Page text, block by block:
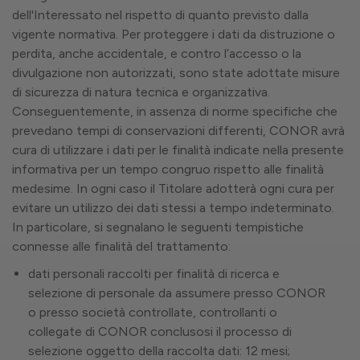
dell'Interessato nel rispetto di quanto previsto dalla
vigente normativa. Per proteggere i dati da distruzione o
perdita, anche accidentale, e contro l’accesso o la
divulgazione non autorizzati, sono state adottate misure
di sicurezza di natura tecnica e organizzativa.
Conseguentemente, in assenza di norme specifiche che
prevedano tempi di conservazioni differenti, CONOR avrà
cura di utilizzare i dati per le finalità indicate nella presente
informativa per un tempo congruo rispetto alle finalità
medesime. In ogni caso il Titolare adotterà ogni cura per
evitare un utilizzo dei dati stessi a tempo indeterminato.
In particolare, si segnalano le seguenti tempistiche
connesse alle finalità del trattamento:
dati personali raccolti per finalità di ricerca e
selezione di personale da assumere presso CONOR
o presso società controllate, controllanti o
collegate di CONOR conclusosi il processo di
selezione oggetto della raccolta dati: 12 mesi;